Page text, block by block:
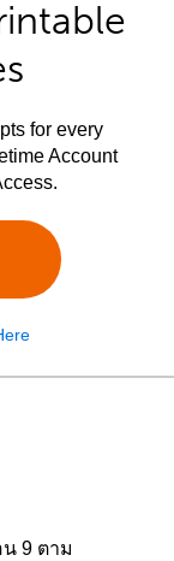
for every
Account
น 9 ตาม